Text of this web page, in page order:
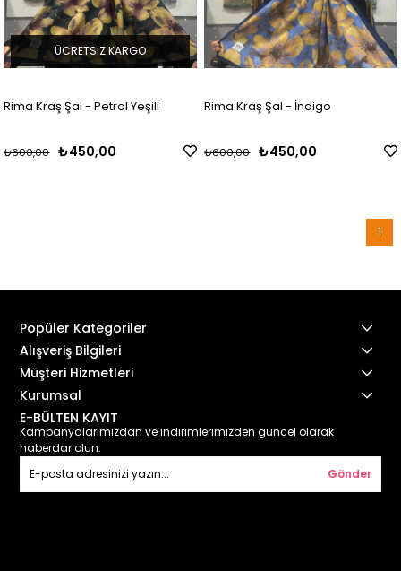
Rima Kraş Şal - Petrol Yeşili
₺450,00
₺600,00
ÜCRETSIZ KARGO
Rima Kraş Şal - İndigo
₺450,00
₺600,00
1
Popüler Kategoriler
Alışveriş Bilgileri
Müşteri Hizmetleri
Kurumsal
E-BÜLTEN KAYIT
Kampanyalarımızdan ve indirimlerimizden güncel olarak
haberdar olun.
Gönder